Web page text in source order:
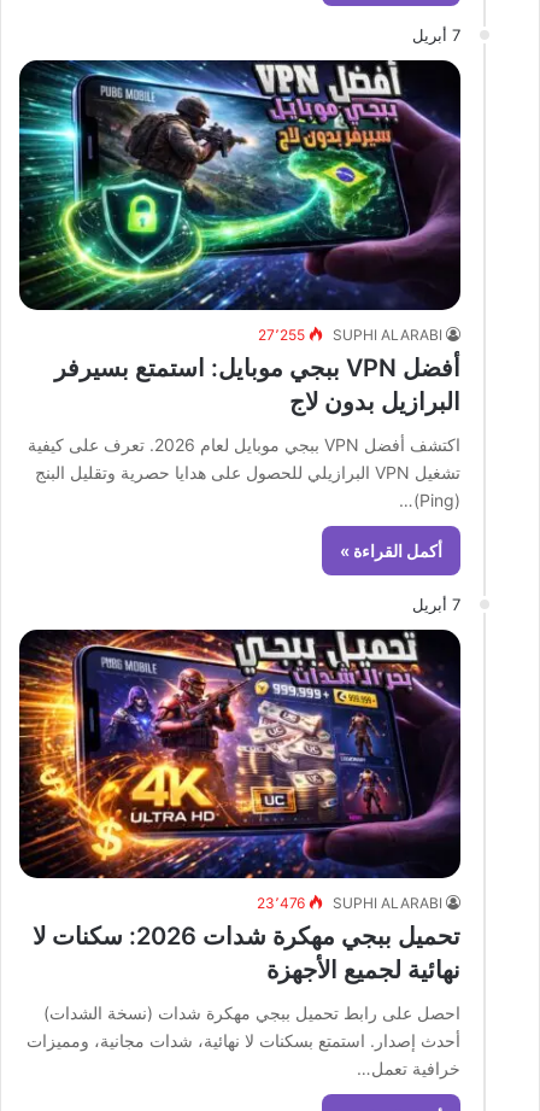
7 أبريل
SUPHI ALARABI 27٬255
أفضل VPN ببجي موبايل: استمتع بسيرفر
البرازيل بدون لاج
اكتشف أفضل VPN ببجي موبايل لعام 2026. تعرف على كيفية
تشغيل VPN البرازيلي للحصول على هدايا حصرية وتقليل البنج
(Ping)…
أكمل القراءة »
7 أبريل
SUPHI ALARABI 23٬476
تحميل ببجي مهكرة شدات 2026: سكنات لا
نهائية لجميع الأجهزة
احصل على رابط تحميل ببجي مهكرة شدات (نسخة الشدات)
أحدث إصدار. استمتع بسكنات لا نهائية، شدات مجانية، ومميزات
خرافية تعمل…